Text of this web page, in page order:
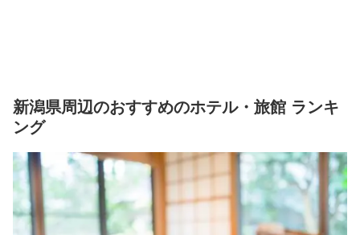
新潟県周辺のおすすめのホテル・旅館 ランキ
ング